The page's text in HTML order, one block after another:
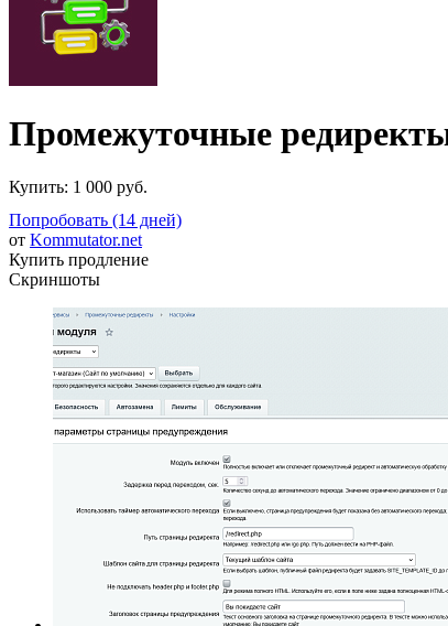
Промежуточные
Купить: 1 000 руб.
Попробовать (14 дней)
от Kommutator.net
Купить продление
Скриншоты